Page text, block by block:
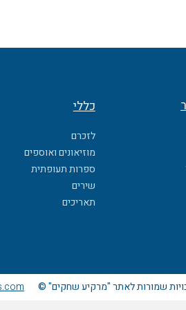
כללי
לזכרם
מוזיאונים ואוספים
ספרות תעופתית
שירים
תאריכים
שמורות לאתר "מרקיע שחקים" ©